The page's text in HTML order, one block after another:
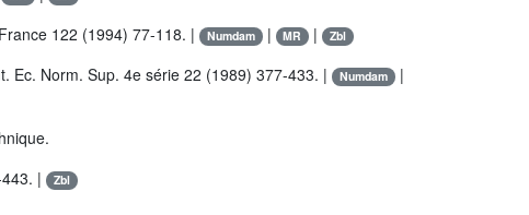
122 (1994) 77-118. | Numdam | MR | Zbl
Ec. Norm. Sup. 4e série 22 (1989) 377-433. | Numdam |
| Zbl